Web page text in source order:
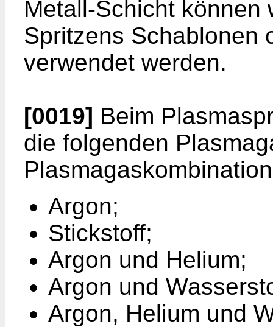
Metall-Schicht können
Spritzens Schablonen
verwendet werden.
[0019] Beim
die folgenden
Argon;
Stickstoff;
Argon und Helium;
Argon und
Argon, Helium und